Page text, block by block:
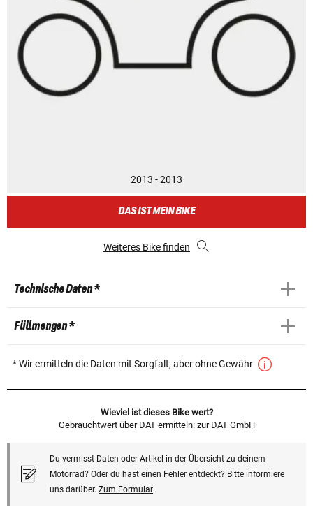
2013 - 2013
DAS IST MEIN BIKE
Weiteres Bike finden
Technische Daten *
Füllmengen *
* Wir ermitteln die Daten mit Sorgfalt, aber ohne Gewähr
Wieviel ist dieses Bike wert?
Gebrauchtwert über DAT ermitteln: zur DAT GmbH
Du vermisst Daten oder Artikel in der Übersicht zu deinem
Motorrad? Oder du hast einen Fehler entdeckt? Bitte informiere
uns darüber. Zum Formular